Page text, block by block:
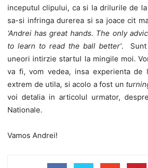
inceputul clipului, ca si la drilurile de
sa-si infringa durerea si sa joace cit
‘Andrei has great hands. The only
to learn to read the ball better’. Sunt
uneori intirzie startul la mingile moi.
va fi, vom vedea, insa experienta de
extrem de utila, si acolo a fost un
voi detalia in articolul urmator,
Nationale.
Vamos Andrei!